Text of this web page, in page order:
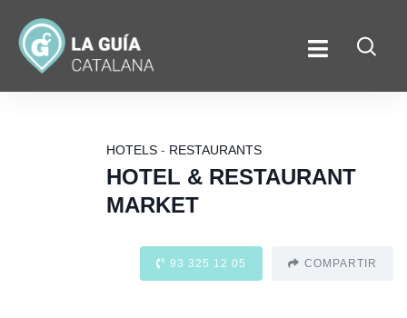
HOTELS - RESTAURANTS
HOTEL & RESTAURANT
MARKET
93 325 12 05 COMPARTIR